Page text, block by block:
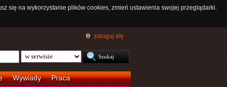
się na wykorzystanie plików cookies, zmień ustawienia swojej przeglądarki.
zaloguj się
Wywiady Praca